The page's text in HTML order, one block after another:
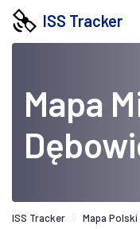
ISS Tracker
Mapa
ISS Tracker Mapa Polski